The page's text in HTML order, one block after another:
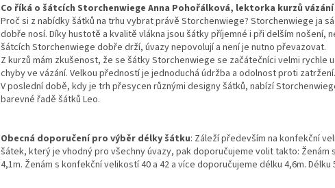
Co říká o šátcích Storchenwiege Anna Pohořálková, lektorka kurzů
Proč si z nabídky šátků na trhu vybrat právě Storchenwiege? Storchenwiege ja
dobře nosí. Díky hustotě a kvalitě vlákna jsou šátky příjemné i při delším nošení,
šátcích Storchenwiege dobře drží, úvazy nepovolují a není je nutno převazovat.
Z kurzů mám zkušenost, že se šátky Storchenwiege se začátečníci velmi
chyby ve vázání. Velkou předností je jednoduchá údržba a odolnost proti zatržení.
V poslední době, kdy je trh přesycen různými designy šátků, nabízí
barevné řadě šátků Leo.
Obecná doporučení pro výběr délky šátku: Záleží především na konfekční
šátek, který je vhodný pro všechny úvazy, pak doporučujeme volit takto:
4,1m. Ženám s konfekční velikostí 40 a 42 a více doporučujeme délku 4,6m.